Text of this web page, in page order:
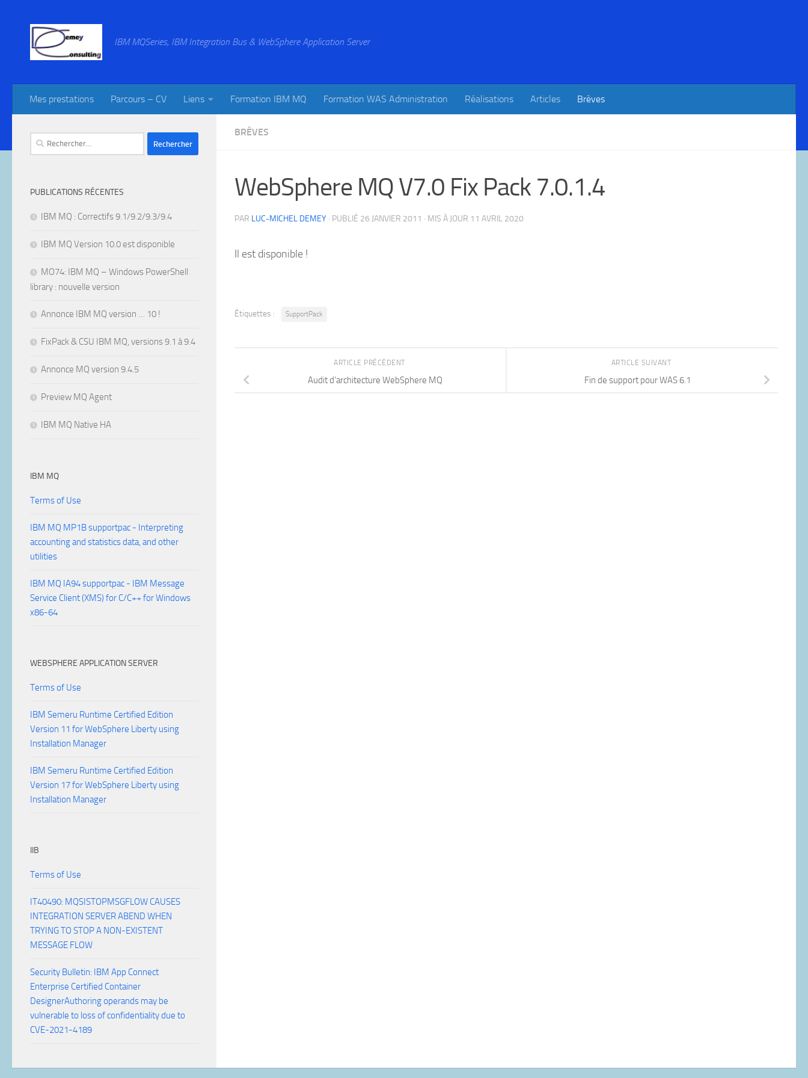
IBM MQSeries, IBM Integration Bus & WebSphere Application Server
Mes prestations Parcours – CV Liens Formation IBM MQ Formation WAS Administration Réalisations Articles Brèves
BRÈVES
WebSphere MQ V7.0 Fix Pack 7.0.1.4
PAR LUC-MICHEL DEMEY · PUBLIÉ 26 JANVIER 2011 · MIS À JOUR 11 AVRIL 2020
Il est disponible !
Étiquettes : SupportPack
ARTICLE SUIVANT
Fin de support pour WAS 6.1
ARTICLE PRÉCÉDENT
Audit d’architecture WebSphere MQ
Rechercher :
PUBLICATIONS RÉCENTES
IBM MQ : Correctifs 9.1/9.2/9.3/9.4
IBM MQ Version 10.0 est disponible
MO74: IBM MQ – Windows PowerShell
library : nouvelle version
Annonce IBM MQ version … 10 !
FixPack & CSU IBM MQ, versions 9.1 à 9.4
Annonce MQ version 9.4.5
Preview MQ Agent
IBM MQ Native HA
IBM MQ
Terms of Use
IBM MQ MP1B supportpac - Interpreting
accounting and statistics data, and other
utilities
IBM MQ IA94 supportpac - IBM Message
Service Client (XMS) for C/C++ for Windows
x86-64
WEBSPHERE APPLICATION SERVER
Terms of Use
IBM Semeru Runtime Certified Edition
Version 11 for WebSphere Liberty using
Installation Manager
IBM Semeru Runtime Certified Edition
Version 17 for WebSphere Liberty using
Installation Manager
IIB
Terms of Use
IT40490: MQSISTOPMSGFLOW CAUSES
INTEGRATION SERVER ABEND WHEN
TRYING TO STOP A NON-EXISTENT
MESSAGE FLOW
Security Bulletin: IBM App Connect
Enterprise Certified Container
DesignerAuthoring operands may be
vulnerable to loss of confidentiality due to
CVE-2021-4189